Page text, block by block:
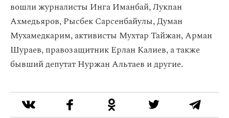
вошли журналисты Инга Иманбай, Лукпан
Ахмедьяров, Рысбек Сарсенбайулы, Думан
Мухамедкарим, активисты Мухтар Тайжан, Арман
Шураев, правозащитник Ерлан Калиев, а также
бывший депутат Нуржан Альтаев и другие.